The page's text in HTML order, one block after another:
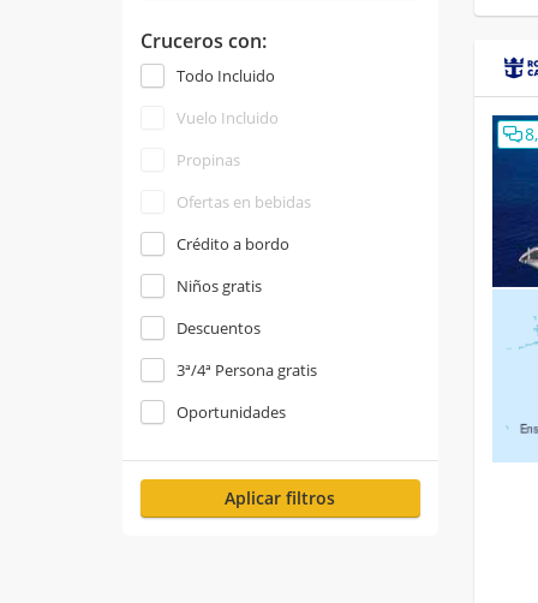
Cruceros con:
Todo Incluido
Vuelo Incluido
Propinas
Ofertas en bebidas
Crédito a bordo
Niños gratis
Descuentos
3ª/4ª Persona gratis
Oportunidades
Aplicar filtros